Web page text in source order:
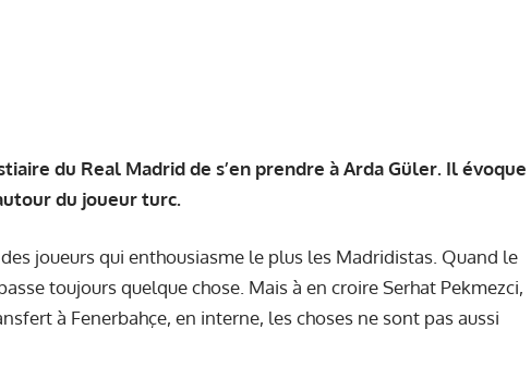
du Real Madrid de s’en prendre à Arda Güler. Il évoque
du joueur turc.
joueurs qui enthousiasme le plus les Madridistas. Quand le
toujours quelque chose. Mais à en croire Serhat Pekmezci,
à Fenerbahçe, en interne, les choses ne sont pas aussi